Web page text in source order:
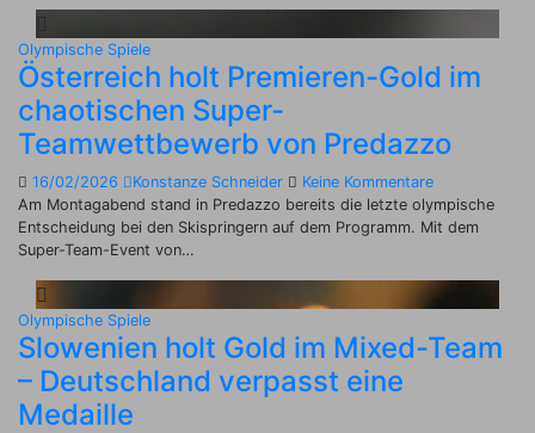
Olympische Spiele
Österreich holt Premieren-Gold im
chaotischen Super-
Teamwettbewerb von Predazzo
16/02/2026 Konstanze Schneider
Keine Kommentare
Am Montagabend stand in Predazzo bereits die letzte olympische
Entscheidung bei den Skispringern auf dem Programm. Mit dem
Super-Team-Event von…
Olympische Spiele
Slowenien holt Gold im Mixed-Team
– Deutschland verpasst eine
Medaille